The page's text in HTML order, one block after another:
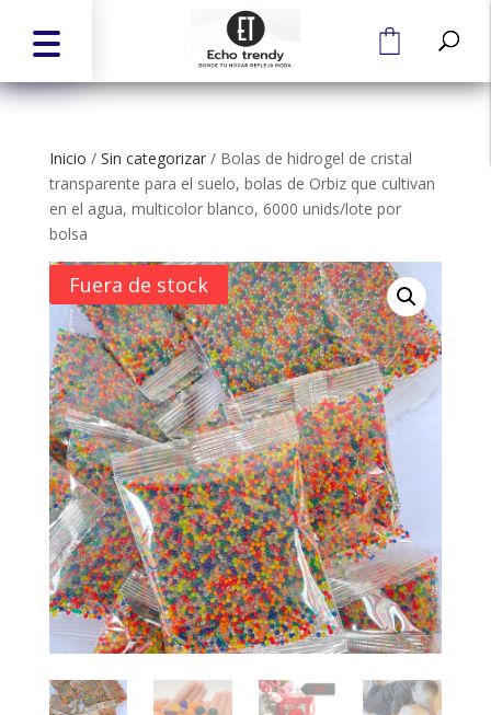
Inicio / Sin categorizar/ Bolas de hidrogel de cristal
transparente para el suelo, bolas de Orbiz que cultivan
en el agua, multicolor blanco, 6000 unids/lote por
bolsa
Fuera de stock